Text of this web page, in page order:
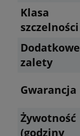
Klasa
szczelności
Dodatkowe
zalety
Gwarancja
Żywotność
(godziny